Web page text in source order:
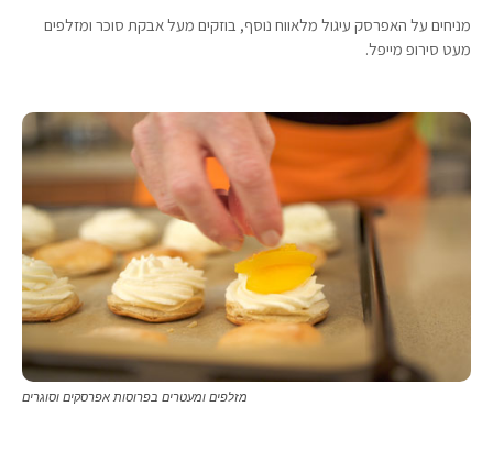
מניחים על האפרסק עיגול מלאווח נוסף, בוזקים מעל אבקת סוכר ומזלפים
מעט סירופ מייפל.
מזלפים ומעטרים בפרוסות אפרסקים וסוגרים